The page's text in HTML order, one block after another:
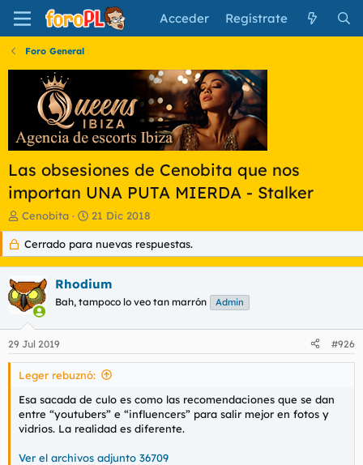
Acceder Regístrate
Foro General
Las obsesiones de Cenobita que nos
importan UNA PUTA MIERDA - Stalker
I
n
c
a
d
r
d
e
l
e
m
a
Cenobita
F
e
c
h
d
e
n
c
i
21 Dic 2018
Cerrado para nuevas respuestas.
Rhodium
Bah, tampoco lo veo tan marrón Admin
29 Jul 2019 #926
Leger rebuznó:
Esa sacada de culo es como las recomendaciones que se dan
entre “youtubers” e “influencers” para salir mejor en fotos y
vidrios. La realidad es diferente.
Ver el archivos adjunto 36709